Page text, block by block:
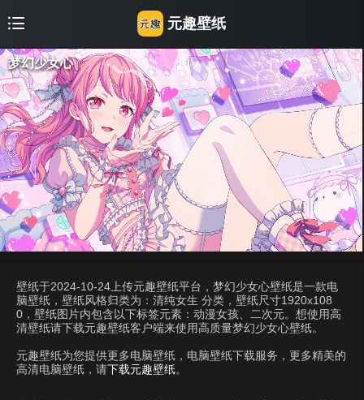
元趣壁纸
梦幻少女心
壁纸于2024-10-24上传元趣壁纸平台，梦幻少女心壁纸是一款电
脑壁纸，壁纸风格归类为：清纯女生 分类，壁纸尺寸1920x108
0，壁纸图片内包含以下标签元素：动漫女孩、二次元。想使用高
清壁纸请下载元趣壁纸客户端来使用高质量梦幻少女心壁纸。
元趣壁纸为您提供更多电脑壁纸，电脑壁纸下载服务，更多精美的
高清电脑壁纸，请下载元趣壁纸。